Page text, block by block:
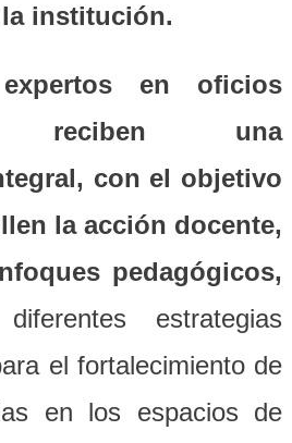
institución.
en oficios
reciben una
con el objetivo
la acción docente,
pedagógicos,
estrategias
el fortalecimiento de
en los espacios de